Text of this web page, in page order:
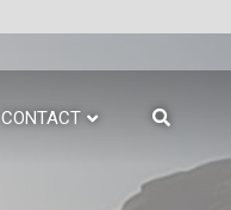
CONTACT